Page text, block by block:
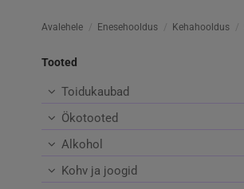
Avalehele Enesehooldus Kehahooldus
Tooted
Toidukaubad
Ökotooted
Alkohol
Kohv ja joogid